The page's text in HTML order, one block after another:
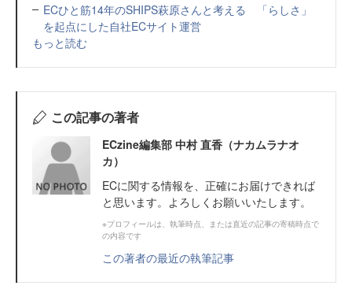
ECひと筋14年のSHIPS萩原さんと考える 「らしさ」
を起点にした自社ECサイト運営
もっと読む
この記事の著者
ECzine編集部 中村 直香（ナカムラナオ
カ）
ECに関する情報を、正確にお届けできれば
と思います。よろしくお願いいたします。
※プロフィールは、執筆時点、または直近の記事の寄稿時点で
の内容です
この著者の最近の執筆記事